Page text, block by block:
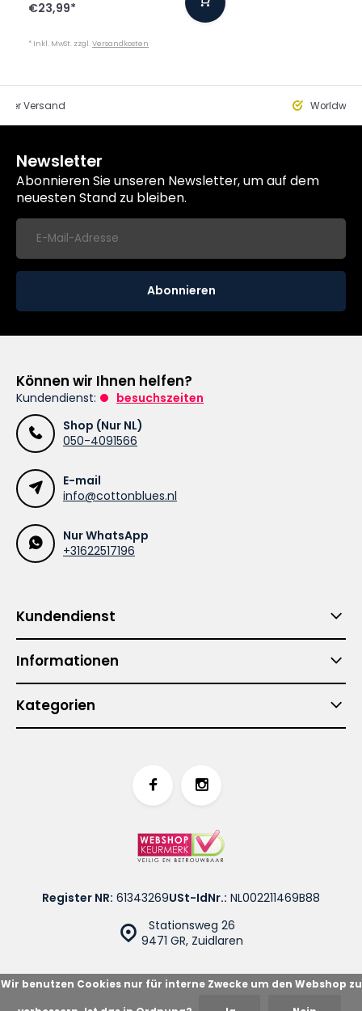
€23,99*
* Inkl. MwSt. zzgl.Versandkosten
Versand
Newsletter
Abonnieren Sie unseren Newsletter, um auf dem
neuesten Stand zu bleiben.
Abonnieren
Können wir Ihnen helfen?
Kundendienst:
besuchszeiten
Shop (Nur NL)
050-4091566
E-mail
info@cottonblues.nl
Nur WhatsApp
+31622517196
Kundendienst
Informationen
Kategorien
Stationsweg 26
9471 GR, Zuidlaren
Register NR: 61343269USt-IdNr.: NL002211469B88
Wir benutzen Cookies nur für interne Zwecke um den Webshop zu